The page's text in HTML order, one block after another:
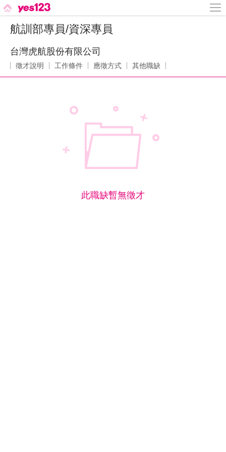
航訓部專員/資深專員
台灣虎航股份有限公司
徵才說明 工作條件 應徵方式 其他職缺
此職缺暫無徵才